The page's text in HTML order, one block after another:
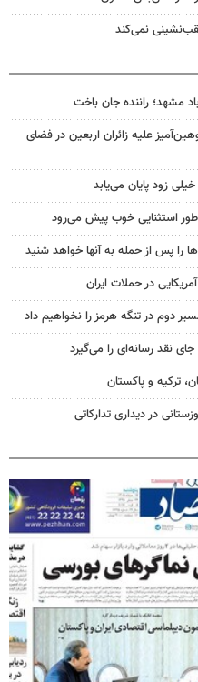
نمی‌کند
مشهد؛ راننده جان باخت
علیه زائران اربعین در فضای
زود پایان می‌یابد
طور استثنایی خوب پیش می‌رود
را پس از حمله به آنها خواهد شنید
دوم در تنگه هرمز را نخواهیم داد
نقد رسانه‌ای را می‌گیرد
ترکیه و پاکستان
در دیداری تدارکاتی